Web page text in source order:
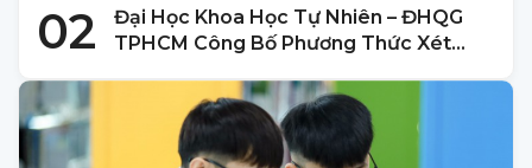
02
Đại Học Khoa Học Tự Nhiên – ĐHQG
TPHCM Công Bố Phương Thức Xét